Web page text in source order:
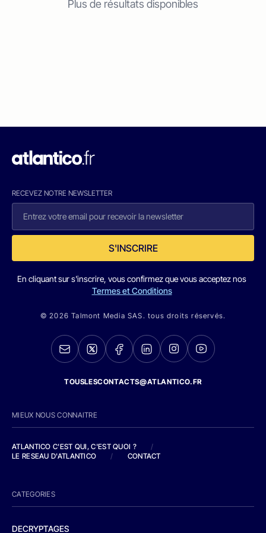
Plus de résultats disponibles
RECEVEZ NOTRE NEWSLETTER
S'INSCRIRE
En cliquant sur s'inscrire, vous confirmez que vous acceptez nos
Termes et Conditions
© 2026 Talmont Media SAS. tous droits réservés.
TOUSLESCONTACTS@ATLANTICO.FR
MIEUX NOUS CONNAITRE
ATLANTICO C'EST QUI, C'EST QUOI ?
/
LE RESEAU D'ATLANTICO
/ CONTACT
CATEGORIES
DECRYPTAGES